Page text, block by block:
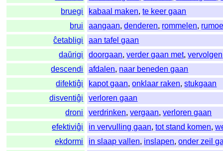
bruegi
kabaal maken,te keer gaan
brui
aangaan,denderen, rommelen,
ĉetabligi
aan tafel gaan
daŭrigi
doorgaan,verder gaan met,vervolgen
descendi
afdalen, naar beneden gaan
difektiĝi
kapot gaan,onklaar raken,stukgaan
disventiĝi
verloren gaan
droni
verdrinken,vergaan,verloren gaan
efektiviĝi
in vervulling gaan,tot stand komen,
ekdormi
in slaap vallen, inslapen,onder zeil